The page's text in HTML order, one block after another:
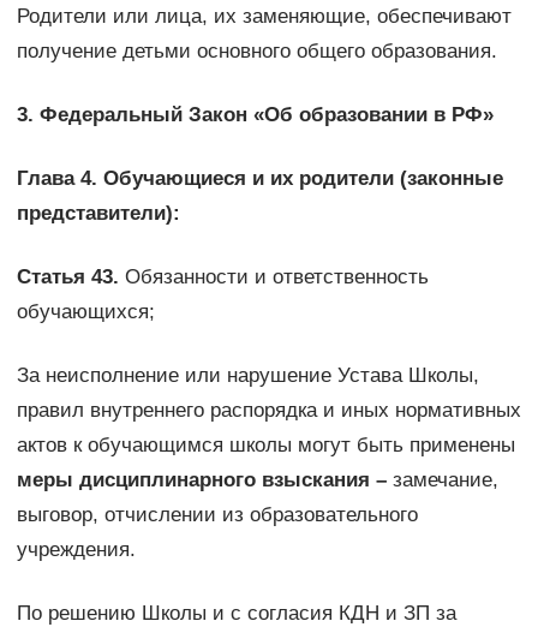
Родители или лица, их заменяющие, обеспечивают
получение детьми основного общего образования.
3. Федеральный Закон «Об образовании в РФ»
Глава 4. Обучающиеся и их родители (законные
представители):
Статья 43. Обязанности и ответственность
обучающихся;
За неисполнение или нарушение Устава Школы,
правил внутреннего распорядка и иных нормативных
актов к обучающимся школы могут быть применены
меры дисциплинарного взыскания –замечание,
выговор, отчислении из образовательного
учреждения.
По решению Школы и с согласия КДН и ЗП за